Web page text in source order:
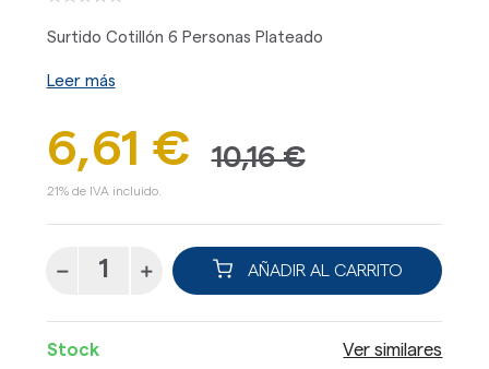
Surtido Cotillón 6 Personas Plateado
Leer más
6,61 € 10,16 €
21% de IVA incluido.
AÑADIR AL CARRITO
Stock Ver similares